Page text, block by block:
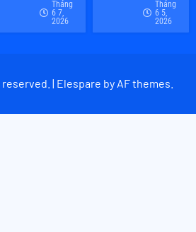
Tháng
6 7,
2026
Tháng
6 5,
2026
| Elespare by AF themes.